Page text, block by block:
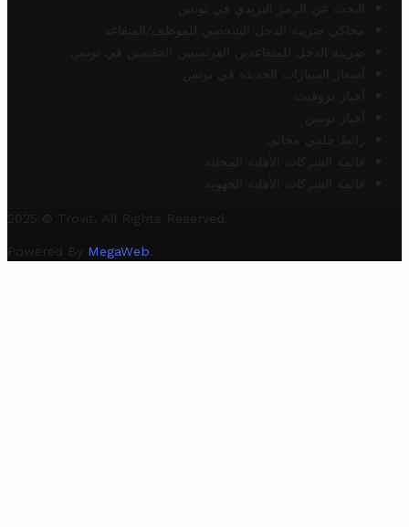
البحث عن الرمز البريدي في تونس
محاكي ضريبة الدخل الشخصي للموظف/المتقاعد
ضريبة الدخل للمتقاعدين الفرنسيين المقيمين في تونس
أسعار السيارات الجديدة في تونس
أخبار تروفيت
أخبار تونس
رابط خلفي مجاني
قائمة الشركات الأهلية المحلية
قائمة الشركات الأهلية الجهوية
2025 © Trovit. All Rights Reserved.
Powered By MegaWeb